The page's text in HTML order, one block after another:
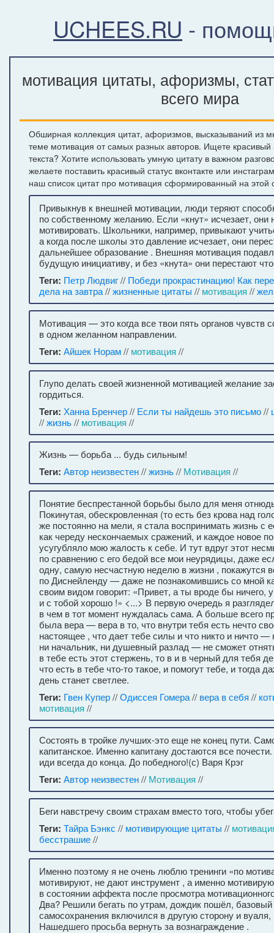
UCHEES.RU -
мотивация цитаты, афоризмы,
всего мира
Обширная коллекция цитат, афоризмов, высказываний из
теме мотивация от самых разных авторов. Ищете
текста? Хотите использовать умную цитату в важном
желаете поставить красивый статус вконтакте или
наш список цитат про мотивация сформированный на этой
Привыкнув к внешней мотивации, люди теряют
по собственному желанию. Если «кнут» исчезает, они
мотивировать. Школьники, например, привыкают
а когда после школы это давление исчезает, они
дальнейшее образование . Внешняя мотивация
будущую инициативу, и без «кнута» они перестают
Теги: Петр Людвиг// Победи прокрастинацию! Как
дела на завтра//жизненные цитаты // мотивация //
Мотивация — это когда все твои пять органов чувств
в одном желанном направлении.
Теги: Айшек Норам// мотивация //
Глупо делать своей жизненной мотивацией желание
гордиться.
Теги: Ханна Бренчер// Если ты найдешь это письмо//
//жизнь// мотивация //
Жизнь — борьба ... будь сильным!
Теги: Автор неизвестен//жизнь// Мотивация //
Понятие беспрестанной борьбы было для меня
Покинутая, обескровленная (то есть без крова над
же постоянно на мели, я стала воспринимать жизнь с
как череду нескончаемых сражений, и каждое новое
усугубляло мою жалость к себе. И тут вдруг этот
по сравнению с его бедой все мои неурядицы, даже
одну, самую несчастную неделю в жизни , покажутся
по Диснейленду — даже не познакомившись со мной
своим видом говорит: «Привет, а ты вроде бы ничего,
и с тобой хорошо !» <...> В первую очередь я
в чем в тот момент нуждалась сама. А больше всего
была вера — вера в то, что внутри тебя есть нечто
настоящее , что дает тебе силы и что никто и ничто —
ни начальник, ни душевный разлад — не сможет
в тебе есть этот стержень, то в и в черный для тебя
что есть в тебе что-то такое, и помогут тебе, и тогда
день станет светлее.
Теги: Гвен Купер//Одиссея Гомера// вера в себя //
мотивация //
Состоять в тройке лучших-это еще не конец пути.
капитанское. Именно капитану достаются все
иди всегда до конца. До победного!(с) Варя Крэг
Теги: Автор неизвестен// Мотивация //
Беги навстречу своим страхам вместо того, чтобы
Теги: Тайра Бэнкс // мотивирующие цитаты //
бесстрашие//
Именно поэтому я не очень люблю тренинги «по
мотивируют, не дают инструмент , а именно
в состоянии аффекта после просмотра
Два? Решили бегать по утрам, дождик пошёл,
самосохранения включился в другую сторону и
Нашедшего просьба вернуть за вознаграждение .